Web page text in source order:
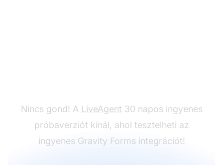
Nincs gond! A LiveAgent 30 napos ingyenes
próbaverziót kínál, ahol tesztelheti az
ingyenes Gravity Forms integrációt!